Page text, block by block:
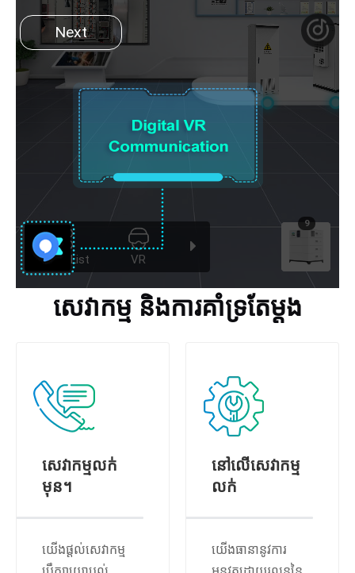
សេវាកម្ម និងការគាំទ្រតែម្តង
សេវាកម្មលក់
មុន។
យើងផ្តល់សេវាកម្ម
នៅលើសេវាកម្ម
លក់
យើងធានានូវការ